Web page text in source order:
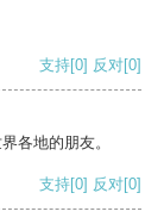
支持[0] 反对[0]
各地的朋友。
支持[0] 反对[0]